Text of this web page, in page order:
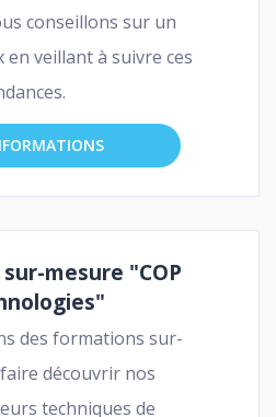
conseillons sur un
en veillant à suivre ces
mesure "COP
des formations sur-
découvrir nos
techniques de